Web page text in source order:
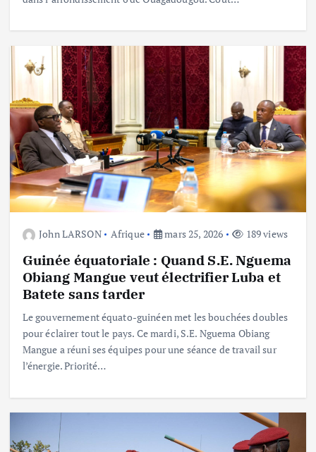
John LARSON Afrique mars 25, 2026 189 views
Guinée équatoriale : Quand S.E. Nguema
Obiang Mangue veut électrifier Luba et
Batete sans tarder
Le gouvernement équato-guinéen met les bouchées doubles
pour éclairer tout le pays. Ce mardi, S.E. Nguema Obiang
Mangue a réuni ses équipes pour une séance de travail sur
l’énergie. Priorité…